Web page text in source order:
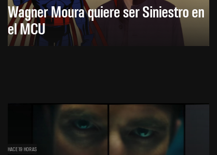
Wagner Moura quiere ser Siniestro en
el MCU
HACE 19 HORAS